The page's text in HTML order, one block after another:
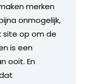
merken
onmogelijk,
site op om de
is een
ooit. En